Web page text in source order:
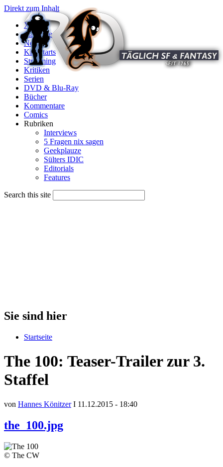
Direkt zum Inhalt
X
Startseite
News
Kinostarts
Streaming
Kritiken
Serien
DVD & Blu-Ray
Bücher
Kommentare
Comics
Rubriken
Interviews
5 Fragen nix sagen
Geekplauze
Sülters IDIC
Editorials
Features
Search this site
Sie sind hier
Startseite
The 100: Teaser-Trailer zur 3.
Staffel
von Hannes KönitzerI 11.12.2015 - 18:40
the_100.jpg
© The CW